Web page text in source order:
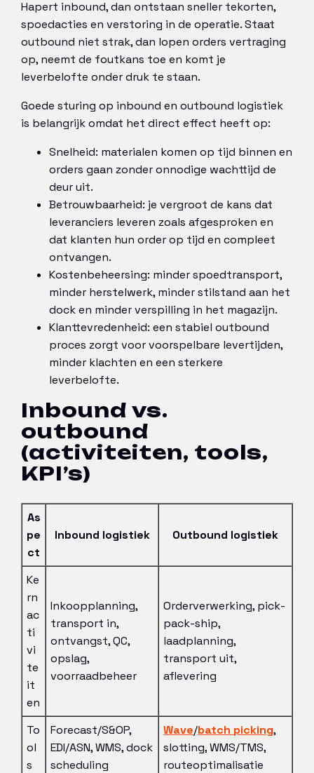
Hapert inbound, dan ontstaan sneller tekorten,
spoedacties en verstoring in de operatie. Staat
outbound niet strak, dan lopen orders vertraging
op, neemt de foutkans toe en komt je
leverbelofte onder druk te staan.
Goede sturing op inbound en outbound logistiek
is belangrijk omdat het direct effect heeft op:
Snelheid: materialen komen op tijd binnen en
orders gaan zonder onnodige wachttijd de
deur uit.
Betrouwbaarheid: je vergroot de kans dat
leveranciers leveren zoals afgesproken en
dat klanten hun order op tijd en compleet
ontvangen.
Kostenbeheersing: minder spoedtransport,
minder herstelwerk, minder stilstand aan het
dock en minder verspilling in het magazijn.
Klanttevredenheid: een stabiel outbound
proces zorgt voor voorspelbare levertijden,
minder klachten en een sterkere
leverbelofte.
Inbound vs.
outbound
(activiteiten, tools,
KPI’s)
As
pe
ct
Inbound logistiek Outbound logistiek
Ke
rn
ac
ti
vi
te
it
en
Inkoopplanning,
transport in,
ontvangst, QC,
opslag,
voorraadbeheer
Orderverwerking, pick-
pack-ship,
laadplanning,
transport uit,
aflevering
To
ol
s
Forecast/S&OP,
EDI/ASN, WMS, dock
scheduling
Wave/batch picking,
slotting, WMS/TMS,
routeoptimalisatie